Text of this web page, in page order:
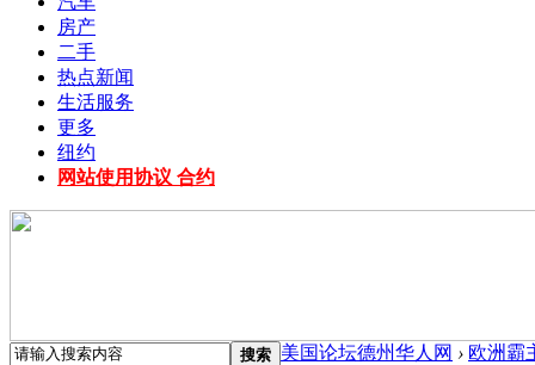
房产
二手
热点新闻
生活服务
更多
纽约
网站使用协议 合约
搜索 美国论坛德州华人网 › 欧洲霸